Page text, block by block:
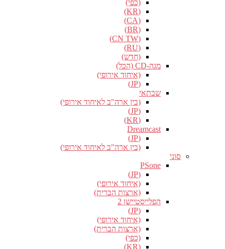
(כפי)
(KR)
(CA)
(BR)
(CN TW)
(RU)
(חדש)
מגה-CD (הכל)
(איחוד אירופי)
(JP)
שבתאי
(בין ארה"ב לאיחוד אירופי)
(JP)
(KR)
Dreamcast
(JP)
(בין ארה"ב לאיחוד אירופי)
סוני
PSone
(JP)
(איחוד אירופי)
(ארצות הברית)
הפלייסטיישן 2
(JP)
(איחוד אירופי)
(ארצות הברית)
(כפי)
(KR)